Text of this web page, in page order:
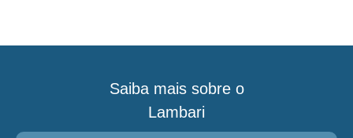
Saiba mais sobre o
Lambari